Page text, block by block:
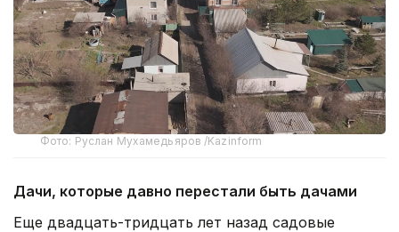
Фото: Руслан Мухамедьяров /Kazinform
Дачи, которые давно перестали быть дачами
Еще двадцать-тридцать лет назад садовые